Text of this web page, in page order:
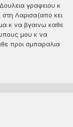
γραφειου κ
Λαρισα(απο κει
κ να βγαινω καθε
μου κ να
προι σμπαραλια